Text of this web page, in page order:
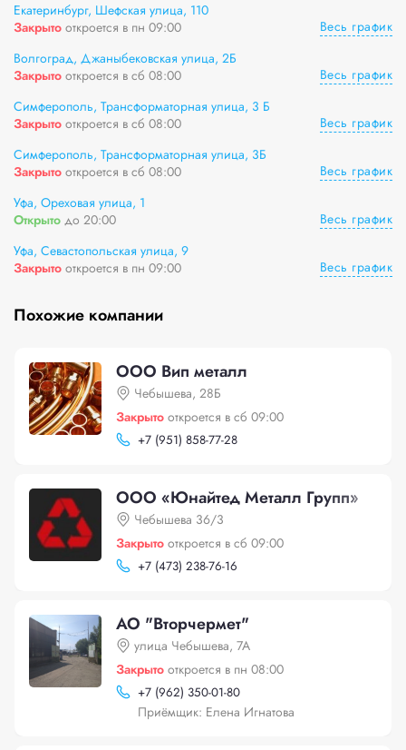
Екатеринбург, Шефская улица, 110
Закрыто откроется в пн 09:00
Весь график
Волгоград, Джаныбековская улица, 2Б
Закрыто откроется в сб 08:00
Весь график
Симферополь, Трансформаторная улица, 3 Б
Закрыто откроется в сб 08:00
Весь график
Симферополь, Трансформаторная улица, 3Б
Закрыто откроется в сб 08:00
Весь график
Уфа, Ореховая улица, 1
Открыто до 20:00
Весь график
Уфа, Севастопольская улица, 9
Закрыто откроется в пн 09:00 Весь график
Похожие компании
ООО Вип металл
Чебышева, 28Б
Закрыто откроется в сб 09:00
+7 (951) 858-77-28
ООО «Юнайтед Металл Групп»
Чебышева 36/3
Закрыто откроется в сб 09:00
+7 (473) 238-76-16
АО "Вторчермет"
улица Чебышева, 7А
Закрыто откроется в пн 08:00
+7 (962) 350-01-80
Приёмщик: Елена Игнатова